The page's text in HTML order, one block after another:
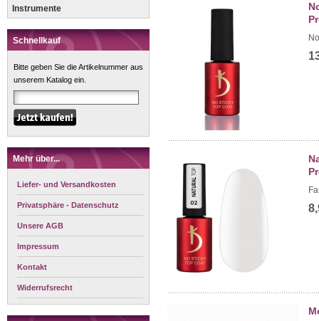
Instrumente
Schnellkauf
Bitte geben Sie die Artikelnummer aus
unserem Katalog ein.
Mehr über...
Liefer- und Versandkosten
Privatsphäre - Datenschutz
Unsere AGB
Impressum
Kontakt
Widerrufsrecht